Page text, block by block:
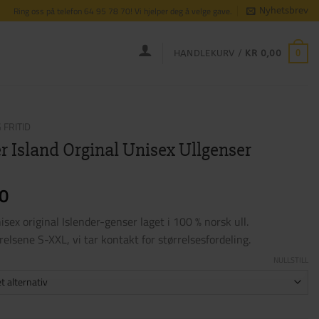
Ring oss på telefon 64 95 78 70! Vi hjelper deg å velge gave. Nyhetsbrev
HANDLEKURV / KR 0,00 0
FRITID
Island Orginal Unisex Ullgenser
original Islender-genser laget i 100 % norsk ull.
S-XXL, vi tar kontakt for størrelsesfordeling.